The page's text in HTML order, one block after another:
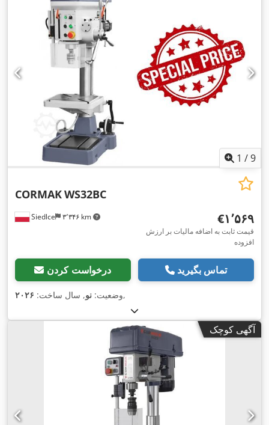
1 /9
Siedlce ۳٬۳۴۶ km
CORMAKWS32BC
‎€۱٬۵۶۹
قیمت ثابت به اضافه مالیات بر ارزش
افزوده
درخواست کردن تماس بگیرید
وضعیت: نو, سال ساخت: ۲۰۲۶ ,
آگهی کوچک